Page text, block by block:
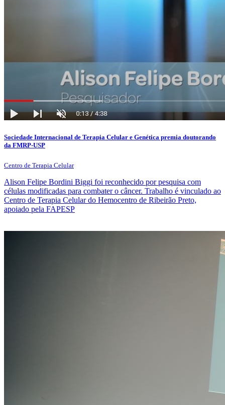
Sociedade Internacional de Terapia Celular e Genética premia doutorando
da FMRP-USP
Centro de Terapia Celular
Alison Felipe Bordini Biggi foi reconhecido por pesquisa com
células modificadas para combater o câncer. Trabalho é vinculado ao
Centro de Terapia Celular do Hemocentro de Ribeirão Preto,
apoiado pela FAPESP